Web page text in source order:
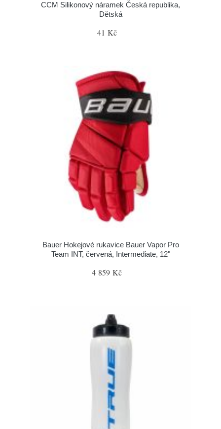
CCM Silikonový náramek Česká republika,
Dětská
41 Kč
Bauer Hokejové rukavice Bauer Vapor Pro
Team INT, červená, Intermediate, 12"
4 859 Kč